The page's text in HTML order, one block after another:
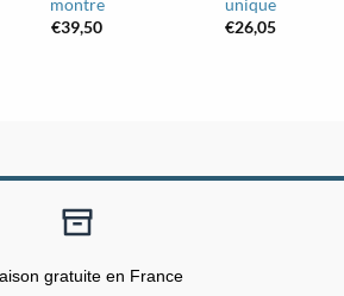
montre
€39,50
unique
€26,05
gratuite en France